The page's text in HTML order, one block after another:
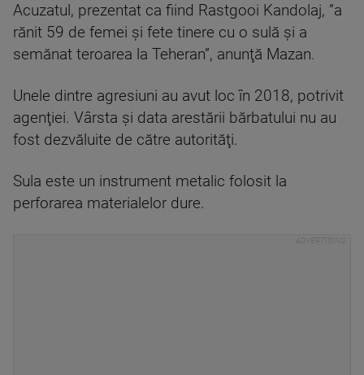
Acuzatul, prezentat ca fiind Rastgooi Kandolaj, ”a
rănit 59 de femei şi fete tinere cu o sulă şi a
semănat teroarea la Teheran”, anunţă Mazan.
Unele dintre agresiuni au avut loc în 2018, potrivit
agenţiei. Vârsta şi data arestării bărbatului nu au
fost dezvăluite de către autorităţi.
Sula este un instrument metalic folosit la
perforarea materialelor dure.